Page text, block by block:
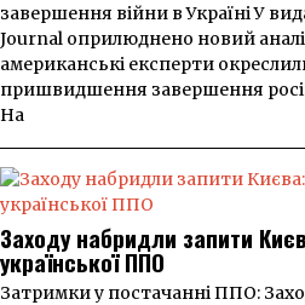
завершення війни в Україні У
Journal оприлюднено новий
американські експерти
пришвидшення завершення
На
Заходу набридли запити
української ППО
Затримки у постачанні ППО: